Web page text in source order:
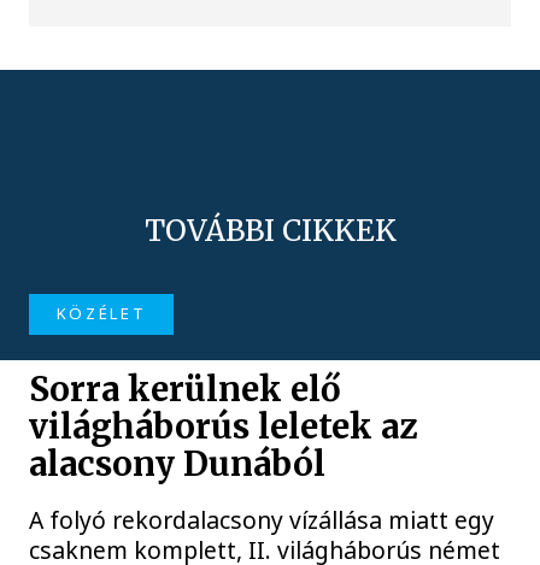
TOVÁBBI CIKKEK
KÖZÉLET
Sorra kerülnek elő
világháborús leletek az
alacsony Dunából
A folyó rekordalacsony vízállása miatt egy
csaknem komplett, II. világháborús német